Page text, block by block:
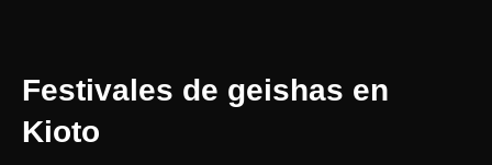
Festivales de geishas en
Kioto